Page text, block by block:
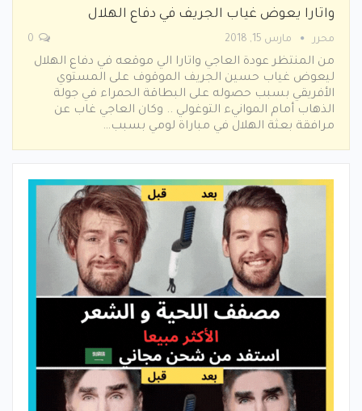
واتارا يعوض غياب الجريف في دفاع الهلال
محرر مارس 15, 2018
من المنتظر عودة العاجي واتارا الي موقعه في دفاع الهلال
ليعوض غياب حسين الجريف الموقوف على المستوي
الأفريقي بسبب حصوله على البطاقة الحمراء في جولة
الذهاب أمام الموانيء التوغولي .. وكان العاجي غاب عن
مرافقة بعثة الهلال في مباراة لومي بسبب…